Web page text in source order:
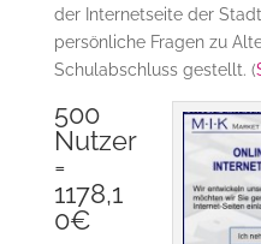
der Internetseite der
persönliche Fragen zu
Schulabschluss gestellt. (
500
Nutzer
=
1178,1
0€